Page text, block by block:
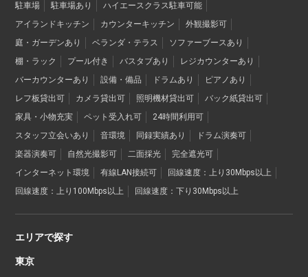
駐車場
駐車場あり
ハイエースクラス駐車可能
アイランドキッチン
カウンターキッチン
外観撮影可
庭・ガーデンあり
ベランダ・テラス
ソファーブースあり
棚・ラック
プール付き バスタブあり
レジカウンターあり
バーカウンターあり
設備・備品 ドラムあり
ピアノあり
レフ板貸出可
カメラ貸出可 照明機材貸出可
バック紙貸出可
家具・小物充実
ペット受入れ可
24時間利用可
スタッフ立会いあり
音環境 同録実績あり
ドラム演奏可
楽器演奏可
自然光撮影可 二面採光
完全遮光可
インターネット環境
有線LAN接続可
回線速度：上り30Mbps以上
回線速度：上り100Mbps以上
回線速度：下り30Mbps以上
エリアで探す
東京